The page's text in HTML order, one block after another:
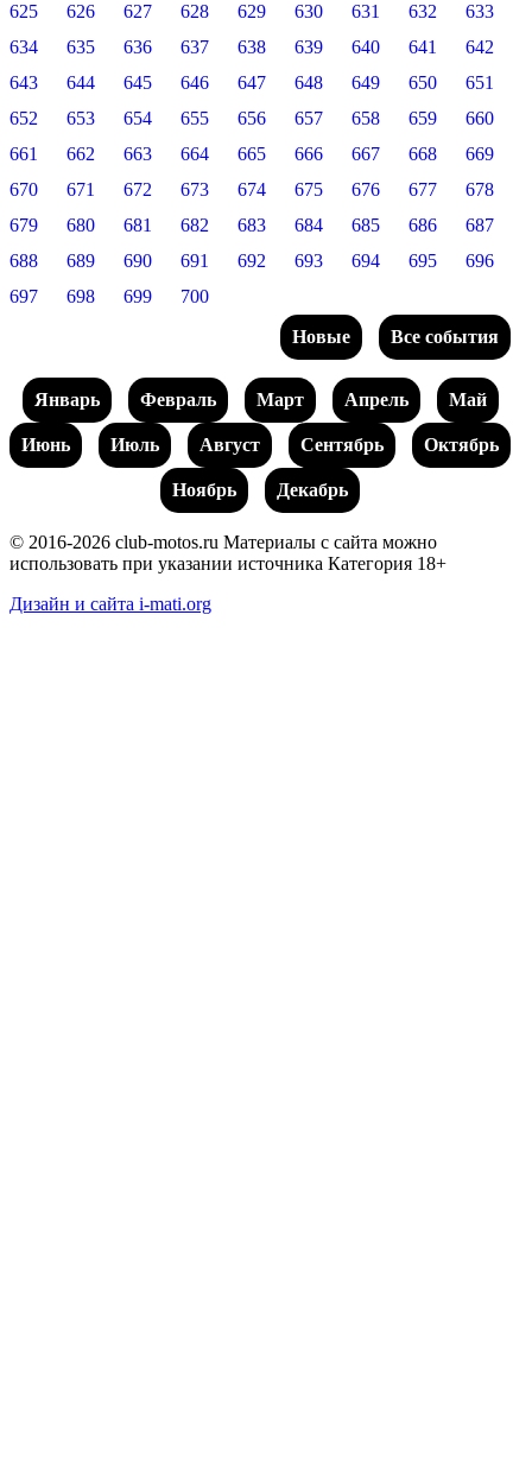
625
626 627 628 629 630 631 632
633
634
635 636 637 638 639 640 641
642
643
644 645 646 647 648 649 650
651
652
653 654 655 656 657 658 659
660
661
662 663 664 665 666 667 668
669
670
671 672 673 674 675 676 677
678
679
680 681 682 683 684 685 686
687
688
689 690 691 692 693 694 695
696
697
698 699
700
Новые
Все события
Январь Февраль Март Апрель Май
Июнь Июль Август Сентябрь Октябрь
Ноябрь Декабрь
© 2016-2026 club-motos.ru Материалы с сайта можно
использовать при указании источника Категория 18+
Дизайн и сайта i-mati.org